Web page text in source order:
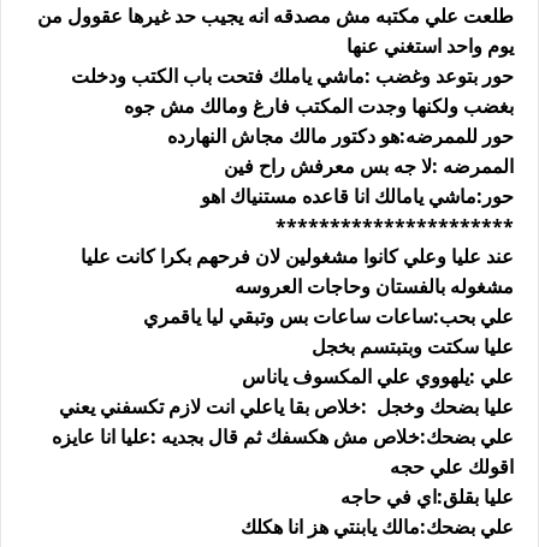
طلعت علي مكتبه مش مصدقه انه يجيب حد غيرها عقوول من
يوم واحد استغني عنها
حور بتوعد وغضب :ماشي ياملك فتحت باب الكتب ودخلت
بغضب ولكنها وجدت المكتب فارغ ومالك مش جوه
حور للممرضه:هو دكتور مالك مجاش النهارده
الممرضه :لا جه بس معرفش راح فين
حور:ماشي يامالك انا قاعده مستنياك اهو
**********************
عند عليا وعلي كانوا مشغولين لان فرحهم بكرا كانت عليا
مشغوله بالفستان وحاجات العروسه
علي بحب:ساعات ساعات بس وتبقي ليا ياقمري
عليا سكتت وبتبتسم بخجل
علي :يلهووي علي المكسوف ياناس
عليا بضحك وخجل :خلاص بقا ياعلي انت لازم تكسفني يعني
علي بضحك:خلاص مش هكسفك ثم قال بجديه :عليا انا عايزه
اقولك علي حجه
عليا بقلق:اي في حاجه
علي بضحك:مالك يابنتي هز انا هكلك